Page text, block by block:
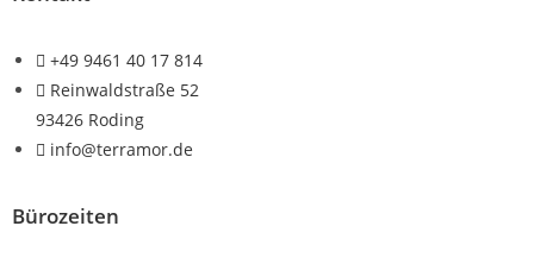
+49 9461 40 17 814
Reinwaldstraße 52
93426 Roding
info@terramor.de
Bürozeiten